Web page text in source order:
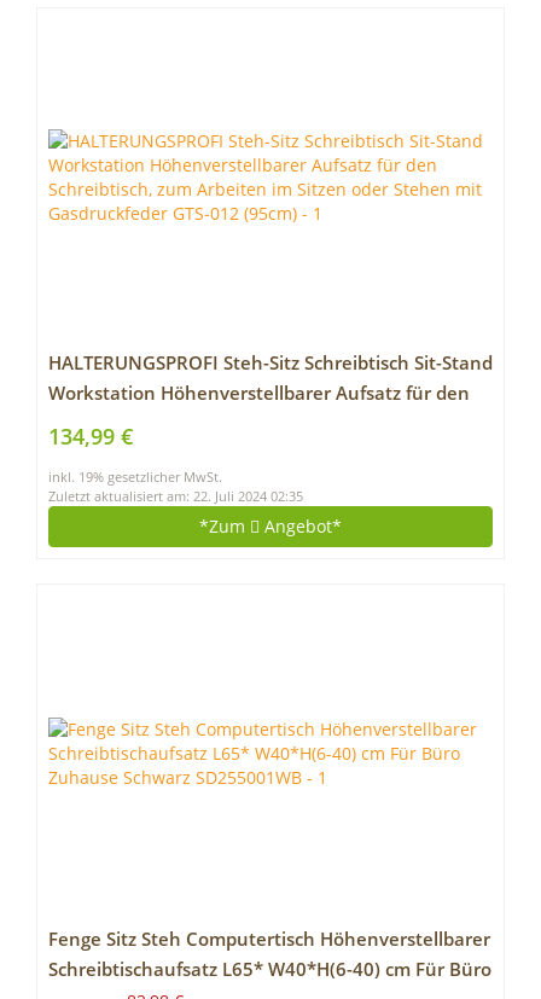
HALTERUNGSPROFI Steh-Sitz Schreibtisch Sit-Stand
Workstation Höhenverstellbarer Aufsatz für den
Schreibtisch, zum Arbeiten im Sitzen oder Stehen
mit Gasdruckfeder GTS-012 (95cm)
134,99 €
inkl. 19% gesetzlicher MwSt.
Zuletzt aktualisiert am: 22. Juli 2024 02:35
*Zum Angebot*
Fenge Sitz Steh Computertisch Höhenverstellbarer
Schreibtischaufsatz L65* W40*H(6-40) cm Für Büro